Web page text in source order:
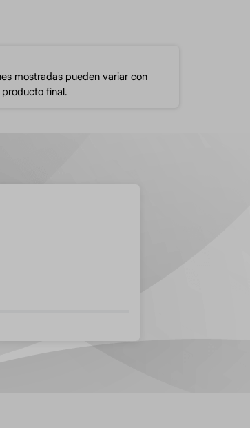
mostradas pueden variar con
final.